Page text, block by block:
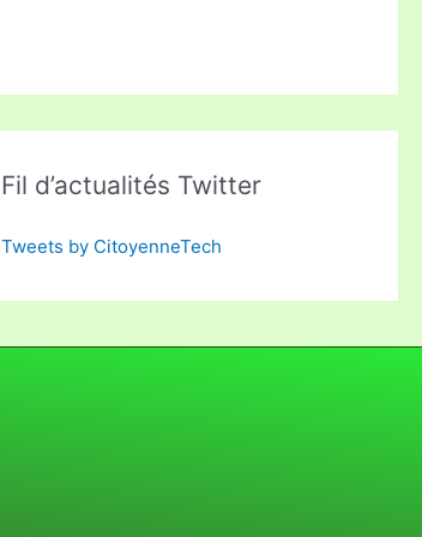
Fil d’actualités Twitter
Tweets by CitoyenneTech